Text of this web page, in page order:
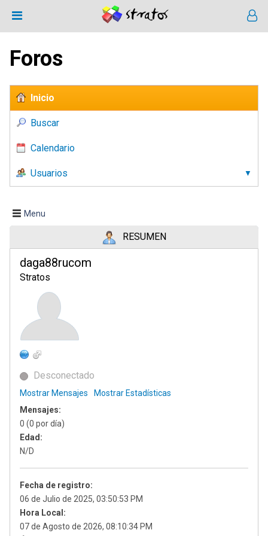
Foros
Inicio
Buscar
Calendario
Usuarios
Menu
RESUMEN
daga88rucom
Stratos
Desconectado
Mostrar Mensajes
Mostrar Estadísticas
Mensajes:
0 (0 por día)
Edad:
N/D
Fecha de registro:
06 de Julio de 2025, 03:50:53 PM
Hora Local:
07 de Agosto de 2026, 08:10:34 PM